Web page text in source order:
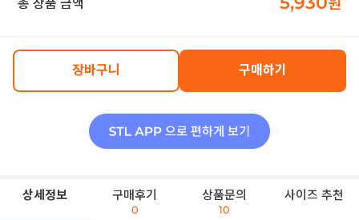
총 상품 금액 원
장바구니 구매하기
상세정보 구매후기
0
상품문의
10
사이즈 추천